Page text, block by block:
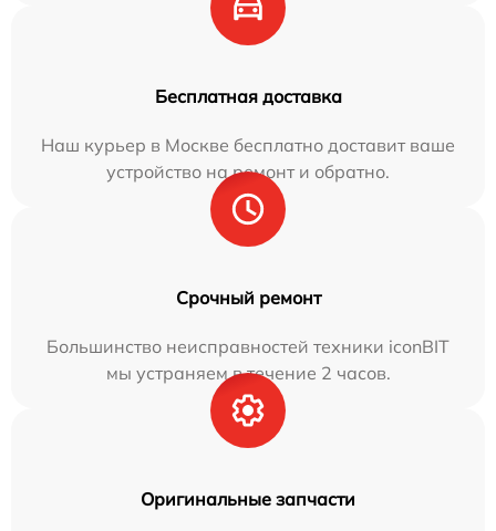
Бесплатная доставка
Наш курьер в Москве бесплатно доставит ваше
устройство на ремонт и обратно.
Срочный ремонт
Большинство неисправностей техники iconBIT
мы устраняем в течение 2 часов.
Оригинальные запчасти